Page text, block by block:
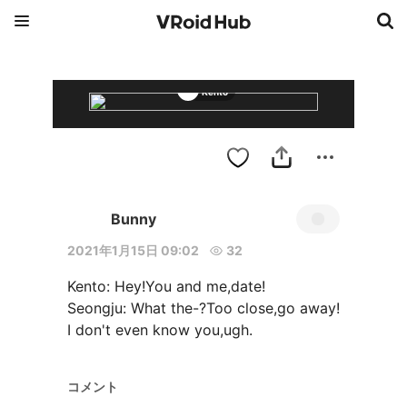
Kento
Bunny
2021年1月15日 09:02 32
Kento: Hey!You and me,date!
Seongju: What the-?Too close,go away!
I don't even know you,ugh.
コメント